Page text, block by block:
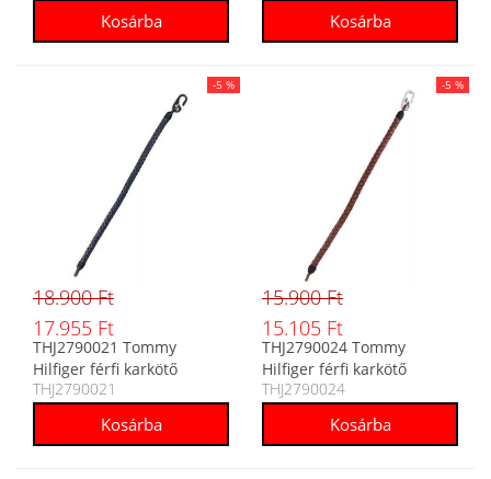
-5 %
18.900 Ft
17.955 Ft
THJ2790021 Tommy
Hilfiger férfi karkötő
THJ2790021
-5 %
15.900 Ft
15.105 Ft
THJ2790024 Tommy
Hilfiger férfi karkötő
THJ2790024